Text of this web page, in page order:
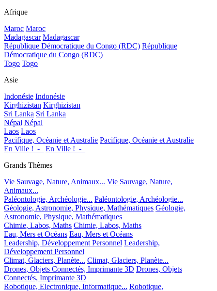
Afrique
Maroc Maroc
Madagascar Madagascar
République Démocratique du Congo (RDC) République
Démocratique du Congo (RDC)
Togo Togo
Asie
Indonésie Indonésie
Kirghizistan Kirghizistan
Sri Lanka Sri Lanka
Népal Népal
Laos Laos
Pacifique, Océanie et Australie Pacifique, Océanie et Australie
En Ville !_-_
En Ville !_-_
Grands Thèmes
Vie Sauvage, Nature, Animaux... Vie Sauvage, Nature,
Animaux...
Paléontologie, Archéologie... Paléontologie, Archéologie...
Géologie, Astronomie, Physique, Mathématiques Géologie,
Astronomie, Physique, Mathématiques
Chimie, Labos, Maths Chimie, Labos, Maths
Eau, Mers et Océans Eau, Mers et Océans
Leadership, Développement Personnel Leadership,
Développement Personnel
Climat, Glaciers, Planète... Climat, Glaciers, Planète...
Drones, Objets Connectés, Imprimante 3D Drones, Objets
Connectés, Imprimante 3D
Robotique, Electronique, Informatique... Robotique,